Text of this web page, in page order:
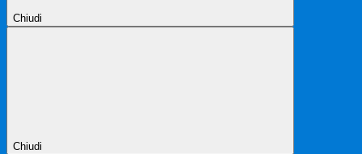
Chiudi
Chiudi